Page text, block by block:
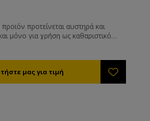
προτείνεται αυστηρά και
μόνο για χρήση ως καθαριστικό
Το προϊόν δεν προτείνεται και
στην ετικέτα του.